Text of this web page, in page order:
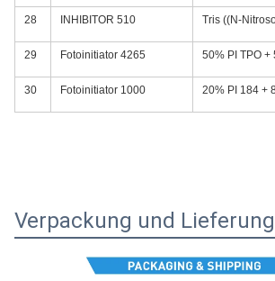
28 INHIBITOR 510 Tris ((N-
29 Fotoinitiator 4265 50% PI TPO +
30 Fotoinitiator 1000 20% PI 184 +
Verpackung und Lieferung